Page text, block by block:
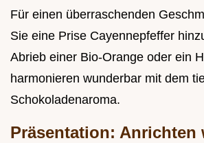
Für einen überraschenden
Sie eine Prise Cayennepfeffer
Abrieb einer Bio-Orange oder ein
harmonieren wunderbar mit dem
Schokoladenaroma.
Präsentation: Anrichten